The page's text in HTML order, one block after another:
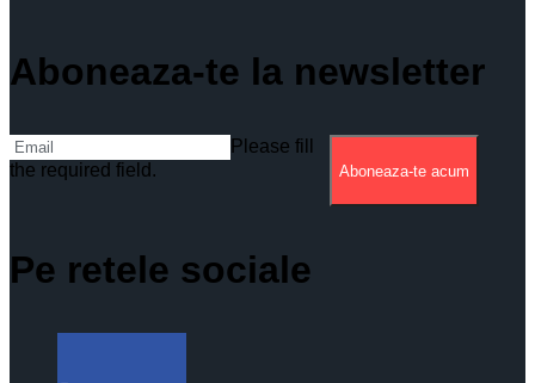
Aboneaza-te la newsletter
Please fill
the required field.
Aboneaza-te acum
Pe retele sociale